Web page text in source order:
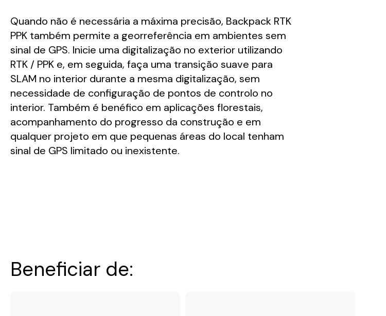
Quando não é necessária a máxima precisão, Backpack RTK
PPK também permite a georreferência em ambientes sem
sinal de GPS. Inicie uma digitalização no exterior utilizando
RTK / PPK e, em seguida, faça uma transição suave para
SLAM no interior durante a mesma digitalização, sem
necessidade de configuração de pontos de controlo no
interior. Também é benéfico em aplicações florestais,
acompanhamento do progresso da construção e em
qualquer projeto em que pequenas áreas do local tenham
sinal de GPS limitado ou inexistente.
Beneficiar de: